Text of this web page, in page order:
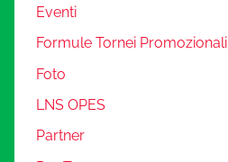
Eventi
Formule Tornei Promozionali
Foto
LNS OPES
Partner